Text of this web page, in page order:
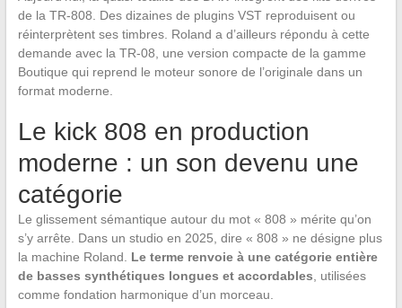
de la TR-808. Des dizaines de plugins VST reproduisent ou
réinterprètent ses timbres. Roland a d’ailleurs répondu à cette
demande avec la TR-08, une version compacte de la gamme
Boutique qui reprend le moteur sonore de l’originale dans un
format moderne.
Le kick 808 en production
moderne : un son devenu une
catégorie
Le glissement sémantique autour du mot « 808 » mérite qu’on
s’y arrête. Dans un studio en 2025, dire « 808 » ne désigne plus
la machine Roland. Le terme renvoie à une catégorie entière
de basses synthétiques longues et accordables , utilisées
comme fondation harmonique d’un morceau.